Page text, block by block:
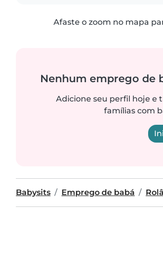
Afaste o zoom no mapa
Nenhum emprego de
Adicione seu perfil hoje e
famílias com
Babysits Emprego de babá